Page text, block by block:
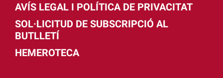
AVÍS LEGAL I POLÍTICA DE PRIVACITAT
SOL·LICITUD DE SUBSCRIPCIÓ AL
BUTLLETÍ
HEMEROTECA